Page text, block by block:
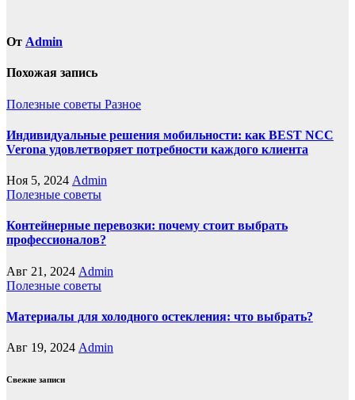
От Admin
Похожая запись
Полезные советы Разное
Индивидуальные решения мобильности: как BEST NCC
Verona удовлетворяет потребности каждого клиента
Ноя 5, 2024 Admin
Полезные советы
Контейнерные перевозки: почему стоит выбрать
профессионалов?
Авг 21, 2024 Admin
Полезные советы
Материалы для холодного остекления: что выбрать?
Авг 19, 2024 Admin
Свежие записи